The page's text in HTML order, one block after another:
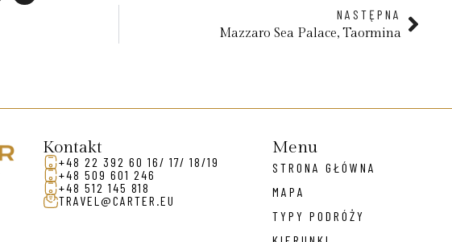
NASTĘPNA
Mazzaro Sea Palace, Taormina
Kontakt
+48 22 392 60 16/ 17/ 18/19
+48 509 601 246
+48 512 145 818
TRAVEL@CARTER.EU
Menu
STRONA GŁÓWNA
MAPA
TYPY PODRÓŻY